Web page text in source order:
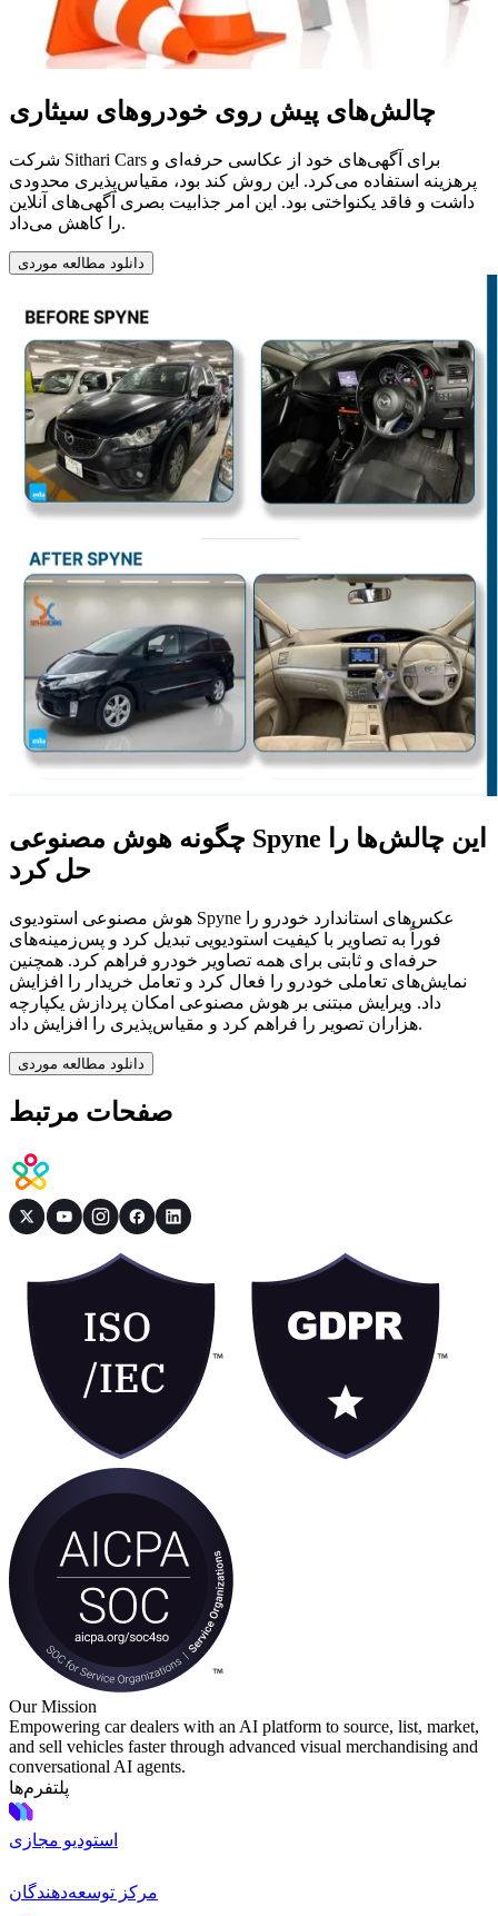
چالش‌های پیش روی خودروهای سیثاری
شرکت Sithari Cars برای آگهی‌های خود از عکاسی حرفه‌ای و
پرهزینه استفاده می‌کرد. این روش کند بود، مقیاس‌پذیری محدودی
داشت و فاقد یکنواختی بود. این امر جذابیت بصری آگهی‌های آنلاین
را کاهش می‌داد.
دانلود مطالعه موردی
چگونه هوش مصنوعی Spyne این چالش‌ها را
حل کرد
هوش مصنوعی استودیوی Spyne عکس‌های استاندارد خودرو را
فوراً به تصاویر با کیفیت استودیویی تبدیل کرد و پس‌زمینه‌های
حرفه‌ای و ثابتی برای همه تصاویر خودرو فراهم کرد. همچنین
نمایش‌های تعاملی خودرو را فعال کرد و تعامل خریدار را افزایش
داد. ویرایش مبتنی بر هوش مصنوعی امکان پردازش یکپارچه
هزاران تصویر را فراهم کرد و مقیاس‌پذیری را افزایش داد.
دانلود مطالعه موردی
صفحات مرتبط
Our Mission
Empowering car dealers with an AI platform to source, list, market,
and sell vehicles faster through advanced visual merchandising and
conversational AI agents.
پلتفرم‌ها
استودیو مجازی
مرکز توسعه‌دهندگان